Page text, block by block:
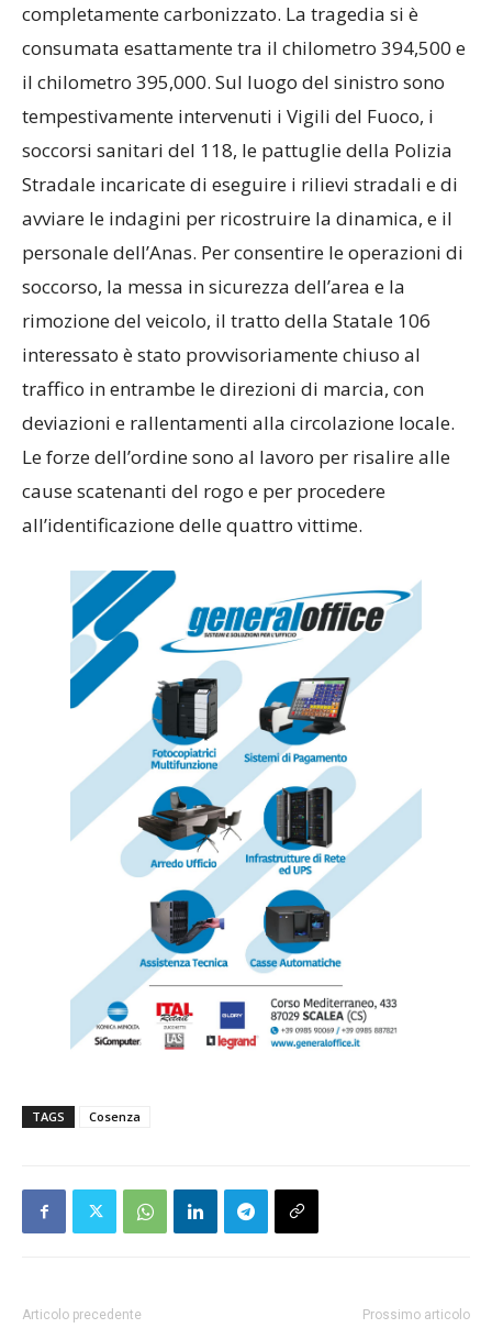
completamente carbonizzato. La tragedia si è
consumata esattamente tra il chilometro 394,500 e
il chilometro 395,000. Sul luogo del sinistro sono
tempestivamente intervenuti i Vigili del Fuoco, i
soccorsi sanitari del 118, le pattuglie della Polizia
Stradale incaricate di eseguire i rilievi stradali e di
avviare le indagini per ricostruire la dinamica, e il
personale dell’Anas. Per consentire le operazioni di
soccorso, la messa in sicurezza dell’area e la
rimozione del veicolo, il tratto della Statale 106
interessato è stato provvisoriamente chiuso al
traffico in entrambe le direzioni di marcia, con
deviazioni e rallentamenti alla circolazione locale.
Le forze dell’ordine sono al lavoro per risalire alle
cause scatenanti del rogo e per procedere
all’identificazione delle quattro vittime.
TAGS Cosenza
Articolo precedente Prossimo articolo